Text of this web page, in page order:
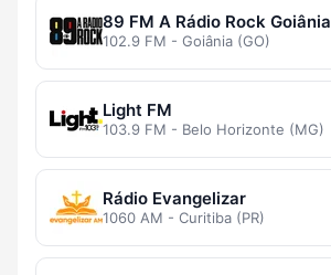
89 FM A Rádio Rock Goiânia
102.9 FM - Goiânia (GO)
Light FM
103.9 FM - Belo Horizonte (MG)
Rádio Evangelizar
1060 AM - Curitiba (PR)